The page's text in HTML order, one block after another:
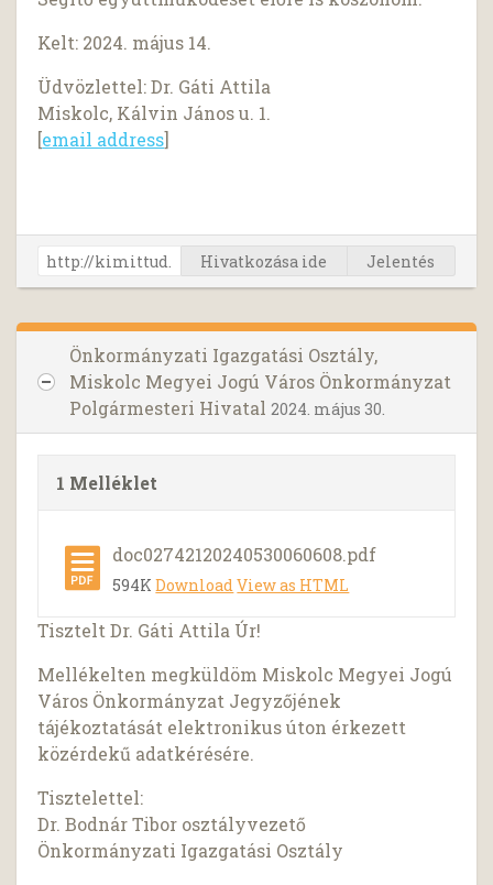
Kelt: 2024. május 14.
Üdvözlettel: Dr. Gáti Attila
Miskolc, Kálvin János u. 1.
[email address]
Hivatkozása ide Jelentés
Önkormányzati Igazgatási Osztály,
Miskolc Megyei Jogú Város Önkormányzat
Polgármesteri Hivatal 2024. május 30.
1 Melléklet
doc02742120240530060608.pdf
594KDownloadView as HTML
Tisztelt Dr. Gáti Attila Úr!
Mellékelten megküldöm Miskolc Megyei Jogú
Város Önkormányzat Jegyzőjének
tájékoztatását elektronikus úton érkezett
közérdekű adatkérésére.
Tisztelettel:
Dr. Bodnár Tibor osztályvezető
Önkormányzati Igazgatási Osztály